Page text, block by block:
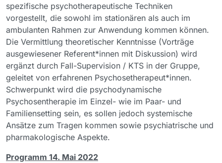
spezifische psychotherapeutische Techniken
vorgestellt, die sowohl im stationären als auch im
ambulanten Rahmen zur Anwendung kommen können.
Die Vermittlung theoretischer Kenntnisse (Vorträge
ausgewiesener Referent*innen mit Diskussion) wird
ergänzt durch Fall-Supervision / KTS in der Gruppe,
geleitet von erfahrenen Psychosetherapeut*innen.
Schwerpunkt wird die psychodynamische
Psychosentherapie im Einzel- wie im Paar- und
Familiensetting sein, es sollen jedoch systemische
Ansätze zum Tragen kommen sowie psychiatrische und
pharmakologische Aspekte.
Programm 14. Mai 2022